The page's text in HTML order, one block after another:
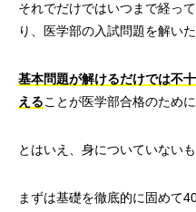
それでだけではいつまで経っ
り、医学部の入試問題を解い
基本問題が解けるだけでは不
えることが医学部合格のため
とはいえ、身についていない
まずは基礎を徹底的に固めて